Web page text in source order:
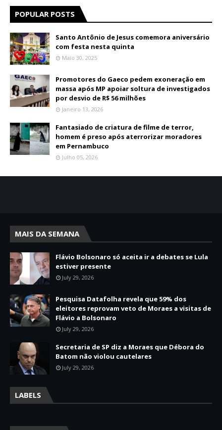
POPULAR POSTS
Santo Antônio de Jesus comemora aniversário
com festa nesta quinta
Maio 30, 2025
Promotores do Gaeco pedem exoneração em
massa após MP apoiar soltura de investigados
por desvio de R$ 56 milhões
Janeiro 13, 2026
Fantasiado de criatura de filme de terror,
homem é preso após aterrorizar moradores
em Pernambuco
Julho 05, 2026
MAIS DA SEMANA
Flávio Bolsonaro só aceita ir a debates se Lula
estiver presente
July 29, 2026
Pesquisa Datafolha revela que 59% dos
eleitores reprovam veto de Moraes a visitas de
Flávio a Bolsonaro
July 29, 2026
Secretaria de SP diz a Moraes que Débora do
Batom não violou cautelares
July 29, 2026
LABELS